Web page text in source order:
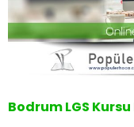
Bodrum LGS